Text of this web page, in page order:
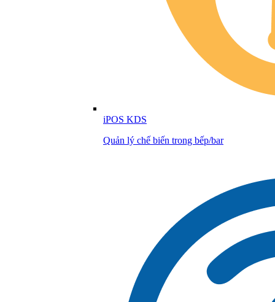
iPOS KDS
Quản lý chế biến trong bếp/bar